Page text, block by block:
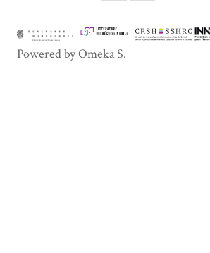
Powered by Omeka S.